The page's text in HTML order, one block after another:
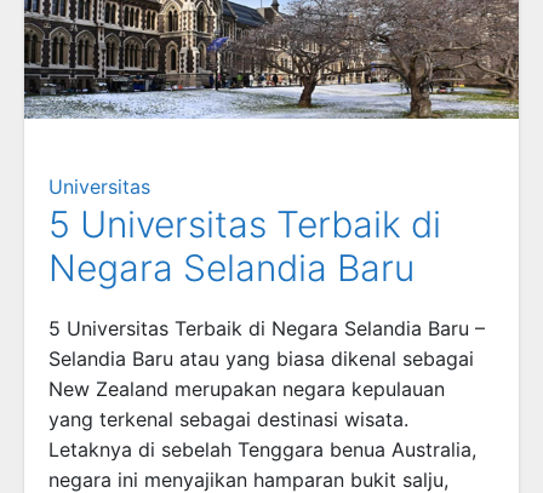
Universitas
5 Universitas Terbaik di
Negara Selandia Baru
5 Universitas Terbaik di Negara Selandia Baru –
Selandia Baru atau yang biasa dikenal sebagai
New Zealand merupakan negara kepulauan
yang terkenal sebagai destinasi wisata.
Letaknya di sebelah Tenggara benua Australia,
negara ini menyajikan hamparan bukit salju,